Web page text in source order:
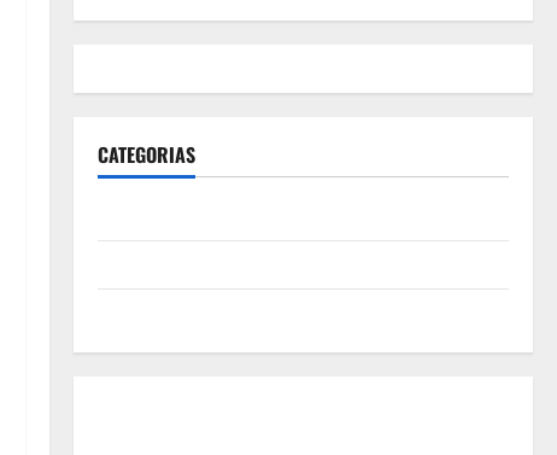
CATEGORIAS